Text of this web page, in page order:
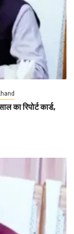
का रिपोर्ट कार्ड,